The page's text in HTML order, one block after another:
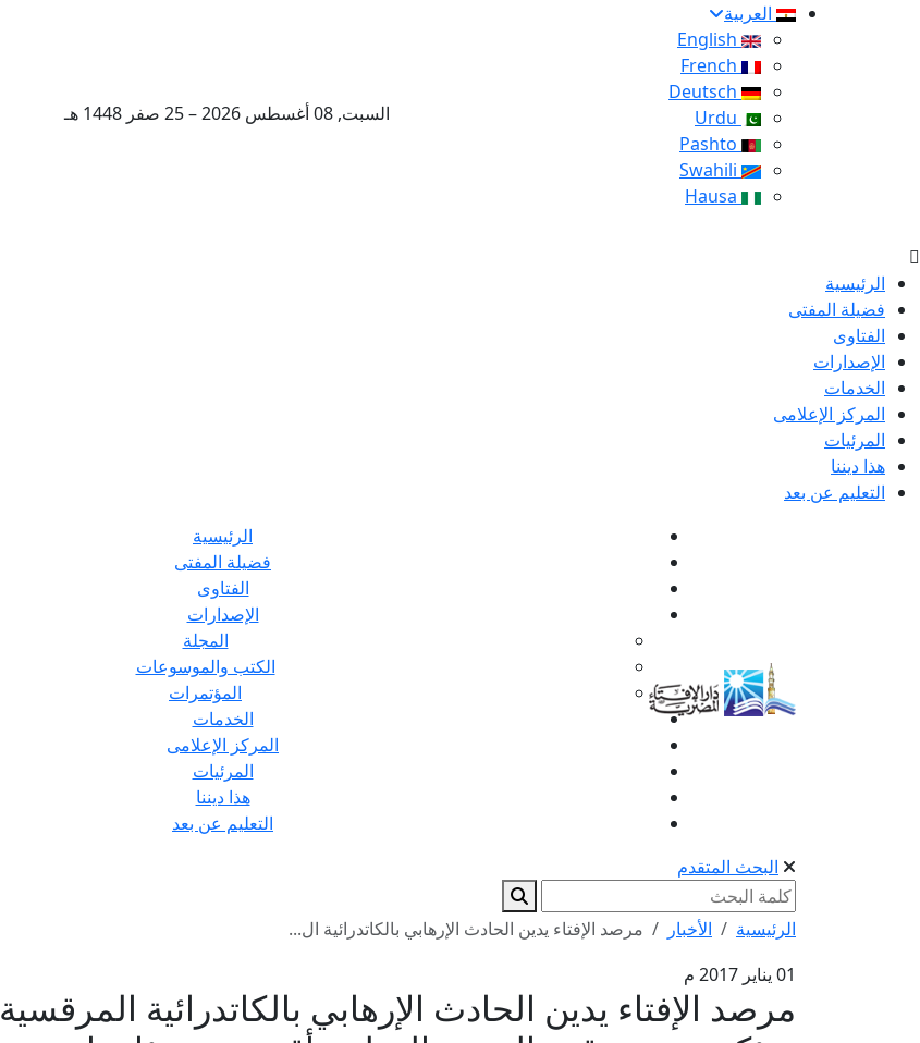
العربية
السبت, 08 أغسطس 2026 – 25 صفر 1448 هـ
الرئيسية
فضيلة المفتى
الفتاوى
الإصدارات
الخدمات
المركز الإعلامى
المرئيات
هذا ديننا
التعليم عن بعد
الرئيسية
فضيلة المفتى
الفتاوى
الإصدارات
المجلة
الكتب والموسوعات
المؤتمرات
الخدمات
المركز الإعلامى
المرئيات
هذا ديننا
التعليم عن بعد
البحث المتقدم
الرئيسية الأخبار
مرصد الإفتاء يدين الحادث الإرهابي بالكاتدرائية ال...
01 يناير 2017 م
مرصد الإفتاء يدين الحادث الإرهابي بالكاتدرائية المرقسية